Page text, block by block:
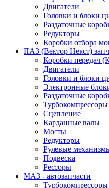
Двигатели
Головки и блоки
Раздаточные
Редукторы
Коробки отбора
ПАЗ (Вектор Некст)
Коробки передач
Двигатели
Головки и блоки
Электронные
Раздаточные
Турбокомпрессоры
Сцепление
Карданные валы
Мосты
Редукторы
Рулевые
Подвеска
Рессоры
МАЗ - автозапчасти
Турбокомпрессоры